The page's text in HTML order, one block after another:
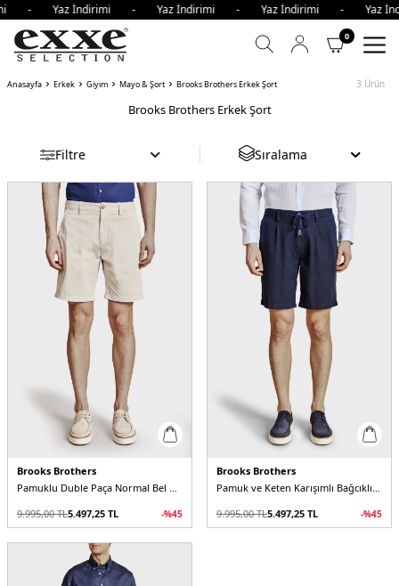
- Yaz İndirimi - Yaz İndirimi - Yaz İndirimi -
0
Anasayfa Erkek Giyim Mayo & Şort Brooks Brothers Erkek Şort 3 Ürün
Brooks Brothers Erkek Şort
Filtre Sıralama
Brooks Brothers
Pamuklu Duble Paça Normal Bel Bermuda Erkek Şort
9.995,00TL5.497,25 TL -%45
Brooks Brothers
Pamuk ve Keten Karışımlı Bağcıklı Erkek Şort
9.995,00TL5.497,25 TL -%45